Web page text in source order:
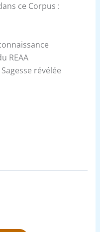
ce Corpus :
REAA
révélée